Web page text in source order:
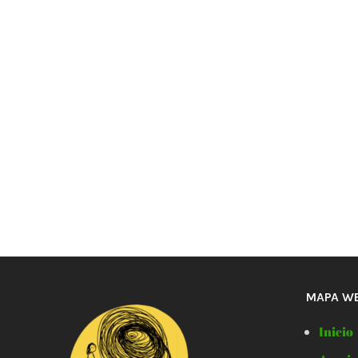
MAPA
Inicio